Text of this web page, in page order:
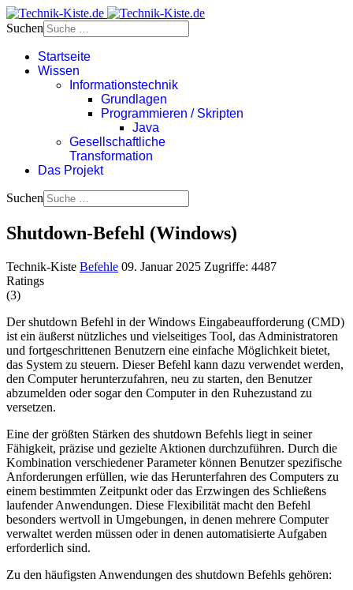
Suchen
Startseite
Wissen
Informationstechnik
Grundlagen
Programmieren / Skripten
Java
Gesellschaftliche
Transformation
Das Projekt
Suchen
Shutdown-Befehl (Windows)
Technik-Kiste Befehle 09. Januar 2025 Zugriffe: 4487
Ratings
(3)
Der shutdown Befehl in der Windows Eingabeaufforderung (CMD)
ist ein äußerst nützliches und vielseitiges Tool, das Administratoren
und fortgeschrittenen Benutzern eine einfache Möglichkeit bietet,
das System zu steuern. Dieser Befehl kann dazu verwendet werden,
den Computer herunterzufahren, neu zu starten, den Benutzer
abzumelden oder sogar den Computer in den Ruhezustand zu
versetzen.
Eine der größten Stärken des shutdown Befehls liegt in seiner
Fähigkeit, präzise und gezielte Aktionen durchzuführen. Durch die
Kombination verschiedener Parameter können Benutzer spezifische
Anforderungen erfüllen, wie das Herunterfahren des Computers zu
einem bestimmten Zeitpunkt oder das Erzwingen des Schließens
laufender Anwendungen. Diese Flexibilität macht den Befehl
besonders wertvoll in Umgebungen, in denen mehrere Computer
verwaltet werden müssen oder in denen automatisierte Aufgaben
erforderlich sind.
Zu den häufigsten Anwendungen des shutdown Befehls gehören: